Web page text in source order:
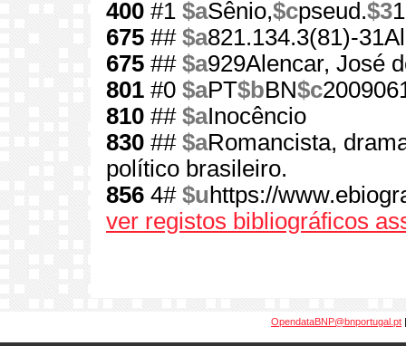
400 #1 $aSênio,$cpseud.$3
675 ## $a821.134.3(81)-
675 ## $a929Alencar, José
801 #0 $aPT$bBN$c
810 ## $aInocêncio
830 ## $aRomancista,
político brasileiro.
856 4# $u https://
ver registos bibliográficos
OpendataBNP@bnportugal.pt